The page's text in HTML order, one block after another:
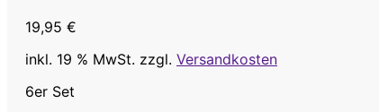
19,95 €
inkl. 19 % MwSt. zzgl. Versandkosten
6er Set